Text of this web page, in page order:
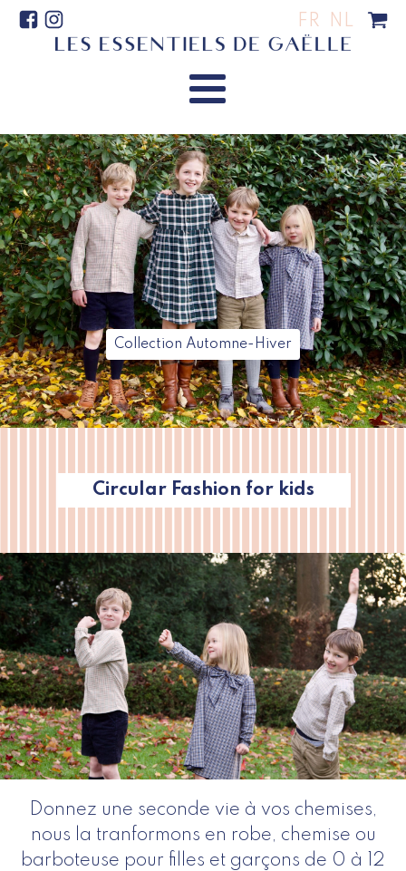
FR NL
Collection Automne-Hiver
Circular Fashion for kids
Donnez une seconde vie à vos chemises,
nous la tranformons en robe, chemise ou
barboteuse pour filles et garçons de 0 à 12